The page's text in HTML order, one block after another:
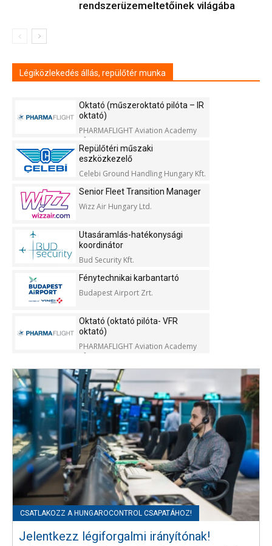
rendszerüzemeltetőinek világába
Légiközlekedés állás, repülőtér munka
Oktató (műszeroktató pilóta – IR
oktató)
PHARMAFLIGHT Aviation Academy
Kft.
Repülőtéri műszaki
eszközkezelő
Celebi Ground Handling Hungary Kft.
Senior Fleet Transition Manager
Wizz Air Hungary Ltd.
Utasáramlás-hatékonysági
koordinátor
Bud Security Kft.
Fénytechnikai karbantartó
Budapest Airport Zrt.
Oktató (oktató pilóta- VFR
oktató)
PHARMAFLIGHT Aviation Academy
Kft.
Jelentkezz légiforgalmi irányítónak!